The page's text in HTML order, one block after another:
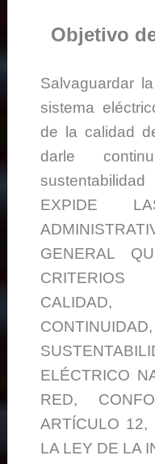
Objetivo
Salvaguardar
sistema
de la calidad
darle
sustentabilidad
EXPIDE
GENERAL
CALIDAD,
ELÉCTRICO
RED,
ARTÍCULO 12,
LA LEY DE LA